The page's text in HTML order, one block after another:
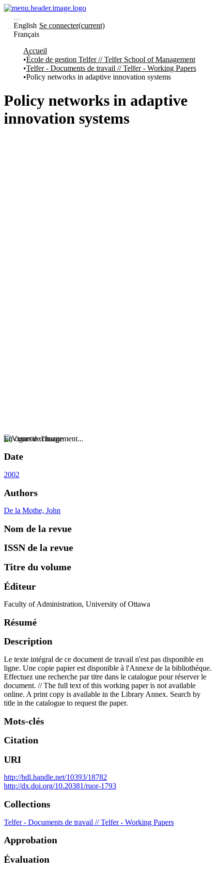
English
Français
Se connecter(current)
et collections
Parcourir
Statistiques
propos propos
de
Recherche
uO
Accueil
École de gestion Telfer // Telfer School of Management
Telfer - Documents de travail // Telfer - Working Papers
Policy networks in adaptive innovation systems
Policy networks in adaptive
innovation systems
En cours de chargement...
Date
2002
Authors
De la Mothe, John
Nom de la revue
ISSN de la revue
Titre du volume
Éditeur
Faculty of Administration, University of Ottawa
Résumé
Description
Le texte intégral de ce document de travail n'est pas disponible en
ligne. Une copie papier est disponible à l'Annexe de la bibliothéque.
Effectuez une recherche par titre dans le catalogue pour réserver le
document. // The full text of this working paper is not available
online. A print copy is available in the Library Annex. Search by
title in the catalogue to request the paper.
Mots-clés
Citation
URI
http://hdl.handle.net/10393/18782
http://dx.doi.org/10.20381/ruor-1793
Collections
Telfer - Documents de travail // Telfer - Working Papers
Approbation
Évaluation